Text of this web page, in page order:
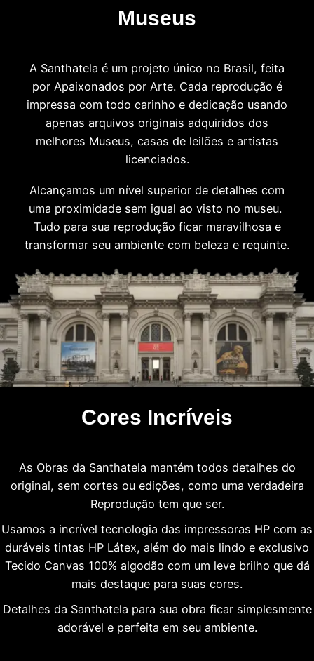
Museus
A Santhatela é um projeto único no Brasil, feita
por Apaixonados por Arte. Cada reprodução é
impressa com todo carinho e dedicação usando
apenas arquivos originais adquiridos dos
melhores Museus, casas de leilões e artistas
licenciados.
Alcançamos um nível superior de detalhes com
uma proximidade sem igual ao visto no museu.
Tudo para sua reprodução ficar maravilhosa e
transformar seu ambiente com beleza e requinte.
Cores Incríveis
As Obras da Santhatela mantém todos detalhes do
original, sem cortes ou edições, como uma verdadeira
Reprodução tem que ser.
Usamos a incrível tecnologia das impressoras HP com as
duráveis tintas HP Látex, além do mais lindo e exclusivo
Tecido Canvas 100% algodão com um leve brilho que dá
mais destaque para suas cores.
Detalhes da Santhatela para sua obra ficar simplesmente
adorável e perfeita em seu ambiente.